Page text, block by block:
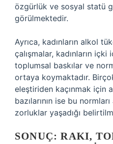
özgürlük ve sosyal statü
görülmektedir.
Ayrıca, kadınların alkol
çalışmalar, kadınların
toplumsal baskılar ve
ortaya koymaktadır.
eleştiriden kaçınmak için
bazılarının ise bu
zorluklar yaşadığı
SONUÇ: RAKI,